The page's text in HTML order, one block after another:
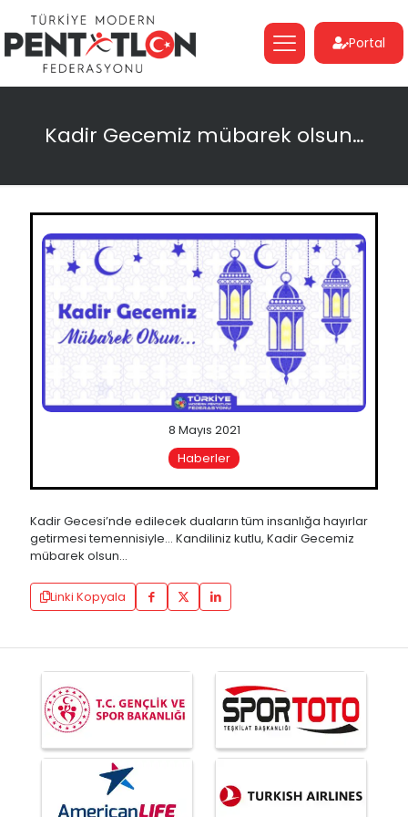
Portal
Kadir Gecemiz mübarek olsun…
8 Mayıs 2021
Haberler
Kadir Gecesi’nde edilecek duaların tüm insanlığa hayırlar
getirmesi temennisiyle… Kandiliniz kutlu, Kadir Gecemiz
mübarek olsun…
Linki Kopyala